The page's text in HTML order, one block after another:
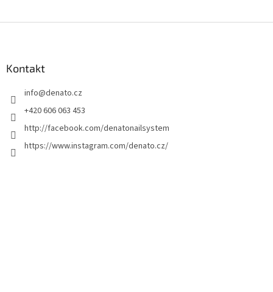
Kontakt
info@denato.cz
+420 606 063 453
http://facebook.com/denatonailsystem
https://www.instagram.com/denato.cz/